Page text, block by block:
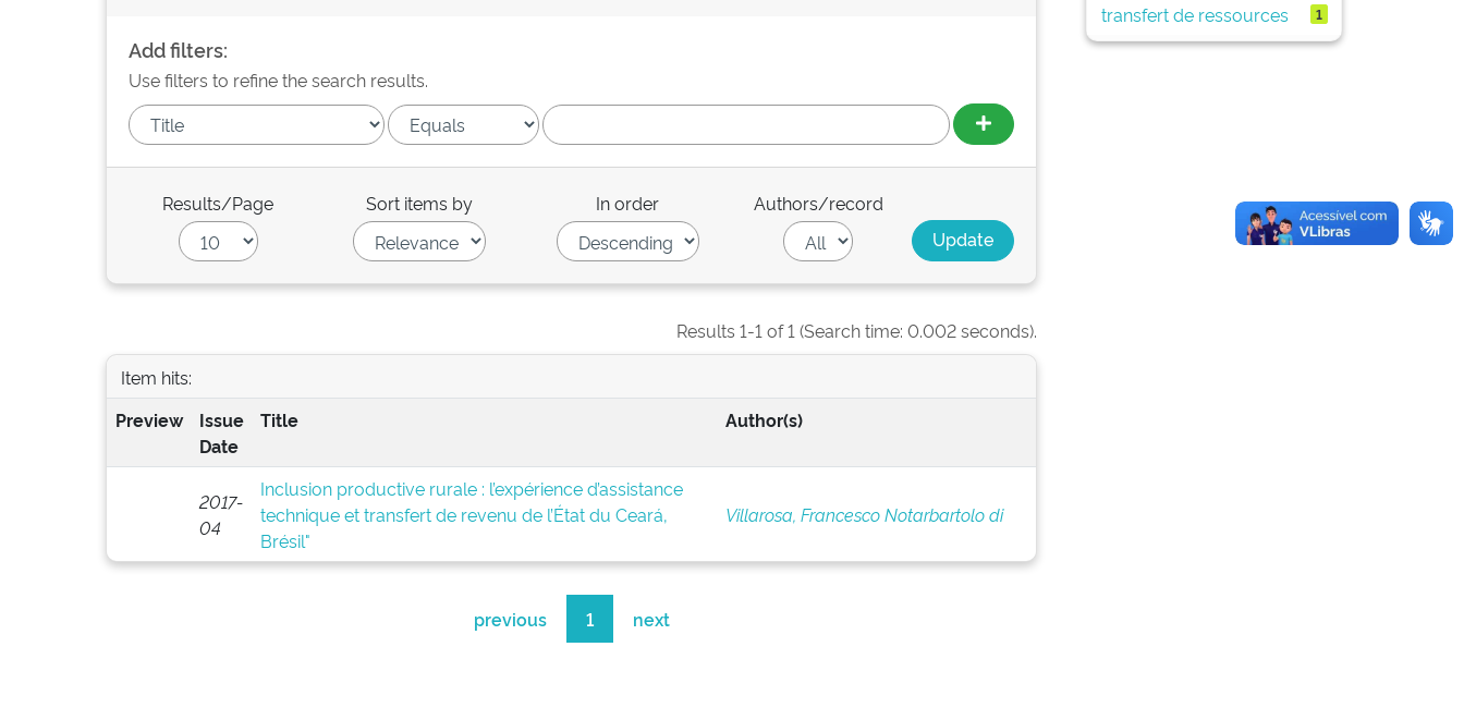
Add filters:
Use filters to refine the search results.
Results/Page Sort items by In order Authors/record
Results 1-1 of 1 (Search time: 0.002 seconds).
Item hits:
Preview
Issue
Date
Title Author(s)
2017-
04
Inclusion productive rurale : l’expérience d’assistance
technique et transfert de revenu de l’État du Ceará,
Brésil"
Villarosa, Francesco Notarbartolo di
previous 1 next
transfert de ressources 1